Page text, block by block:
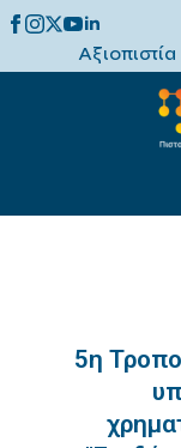
Αξιοπιστία
5η